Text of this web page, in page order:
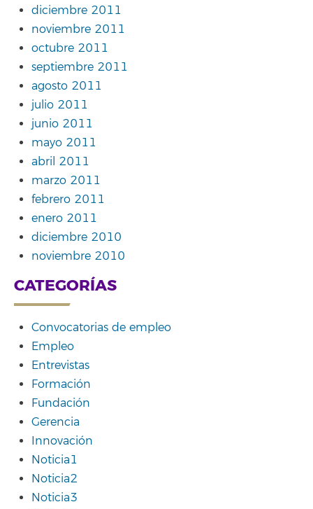
diciembre 2011
noviembre 2011
octubre 2011
septiembre 2011
agosto 2011
julio 2011
junio 2011
mayo 2011
abril 2011
marzo 2011
febrero 2011
enero 2011
diciembre 2010
noviembre 2010
CATEGORÍAS
Convocatorias de empleo
Empleo
Entrevistas
Formación
Fundación
Gerencia
Innovación
Noticia1
Noticia2
Noticia3